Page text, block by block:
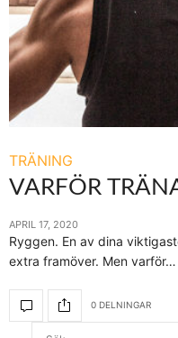
TRÄNING
VARFÖR
APRIL 17, 2020
Ryggen. En av dina
extra framöver. Men varför…
0 DELNINGAR